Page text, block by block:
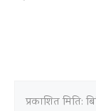
प्रकाशित मिति: